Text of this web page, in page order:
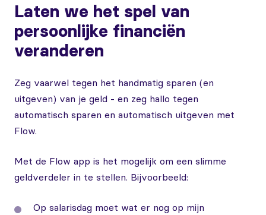
Laten we het spel van
persoonlijke financiën
veranderen
Zeg vaarwel tegen het handmatig sparen (en
uitgeven) van je geld - en zeg hallo tegen
automatisch sparen en automatisch uitgeven met
Flow.
Met de Flow app is het mogelijk om een slimme
geldverdeler in te stellen. Bijvoorbeeld:
Op salarisdag moet wat er nog op mijn